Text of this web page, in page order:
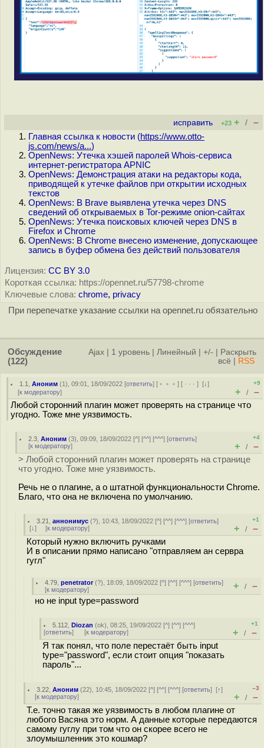
исправить +23 + / –
Главная ссылка к новости (https://www.otto-
js.com/news/a...)
OpenNews: Утечка хэшей паролей Whois-сервиса
интернет-регистратора APNIC
OpenNews: Демонстрация атаки на редакторы кода,
приводящей к утечке файлов при открытии исходных
текстов
OpenNews: В Brave выявлена утечка через DNS
сведений об открываемых в Tor-режиме onion-сайтах
OpenNews: Утечка поисковых ключей через DNS в
Firefox и Chrome
OpenNews: В Chrome внесено изменение, допускающее
запись в буфер обмена без действий пользователя
Лицензия: CC BY 3.0
Короткая ссылка: https://opennet.ru/57798-chrome
Ключевые слова: chrome, privacy
При перепечатке указание ссылки на opennet.ru обязательно
Обсуждение
(122)
Ajax 1 уровень Линейный +/-
Раскрыть
всё
RSS
1.1 ,Аноним (1), 09:01, 18/09/2022 [ответить] [ ﹢﹢﹢] [ · · ·][↓]
[к модератору]
+9
+ / –
Любой сторонний плагин может проверять на странице что
угодно. Тоже мне уязвимость.
2.3 ,Аноним (3), 09:09, 18/09/2022 [^] [^^] [^^^] [ответить]
[к модератору]
+4
+ / –
> Любой сторонний плагин может проверять на странице
что угодно. Тоже мне уязвимость.
Речь не о плагине, а о штатной функциональности Chrome.
Благо, что она не включена по умолчанию.
3.21 ,аннонимус (?), 10:43, 18/09/2022 [^] [^^] [^^^] [ответить]
[↓] [к модератору]
+1
+ / –
Который нужно включить ручками
И в описании прямо написано "отправляем ан сервра
гугл"
4.79 ,penetrator(?), 18:09, 18/09/2022 [^] [^^] [^^^] [ответить]
[к модератору] + / –
но не input type=password
5.112 ,Diozan (ok), 08:25, 19/09/2022 [^] [^^] [^^^]
[ответить] [к модератору]
+1
+ / –
Я так понял, что поле перестаёт быть input
type="password", если стоит опция "показать
пароль"...
3.22 ,Аноним (22), 10:45, 18/09/2022 [^] [^^] [^^^] [ответить][↑]
[к модератору]
–3
+ / –
Т.е. точно такая же уязвимость в любом плагине от
любого Васяна это норм. А данные которые передаются
самому гуглу при том что он скорее всего не
злоумышленник это кошмар?